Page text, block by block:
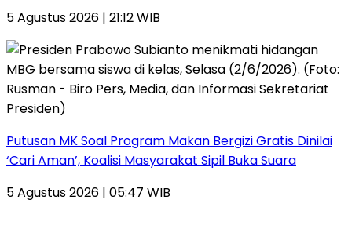
5 Agustus 2026 | 21:12 WIB
Putusan MK Soal Program Makan Bergizi Gratis Dinilai
‘Cari Aman’, Koalisi Masyarakat Sipil Buka Suara
5 Agustus 2026 | 05:47 WIB